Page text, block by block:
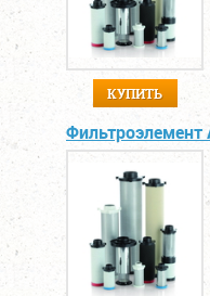
КУПИТЬ
Фильтроэлемент